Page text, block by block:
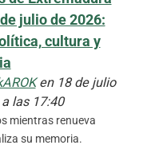
julio de 2026:
cultura y
en 18 de julio
las 17:40
mientras renueva
su memoria.